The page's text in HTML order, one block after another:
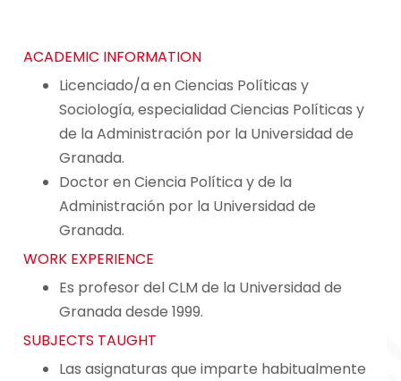
ACADEMIC INFORMATION
Licenciado/a en Ciencias Políticas y
Sociología, especialidad Ciencias Políticas y
de la Administración por la Universidad de
Granada.
Doctor en Ciencia Política y de la
Administración por la Universidad de
Granada.
WORK EXPERIENCE
Es profesor del CLM de la Universidad de
Granada desde 1999.
SUBJECTS TAUGHT
Las asignaturas que imparte habitualmente